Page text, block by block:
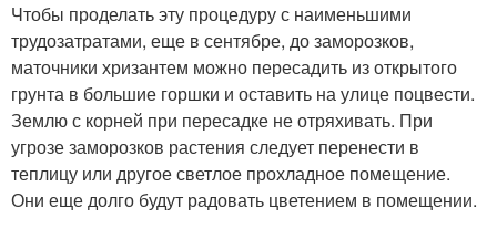
Чтобы проделать эту процедуру с наименьшими
трудозатратами, еще в сентябре, до заморозков,
маточники хризантем можно пересадить из открытого
грунта в большие горшки и оставить на улице поцвести.
Землю с корней при пересадке не отряхивать. При
угрозе заморозков растения следует перенести в
теплицу или другое светлое прохладное помещение.
Они еще долго будут радовать цветением в помещении.